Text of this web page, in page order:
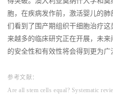
胞，在疾病发作前，激活婴儿的
们看到了围产期组织干细胞治疗
来越多的临床研究正在开展，未
的安全性和有效性将会得到更为广
参考文献：
Are all stem cells equal? Systematic